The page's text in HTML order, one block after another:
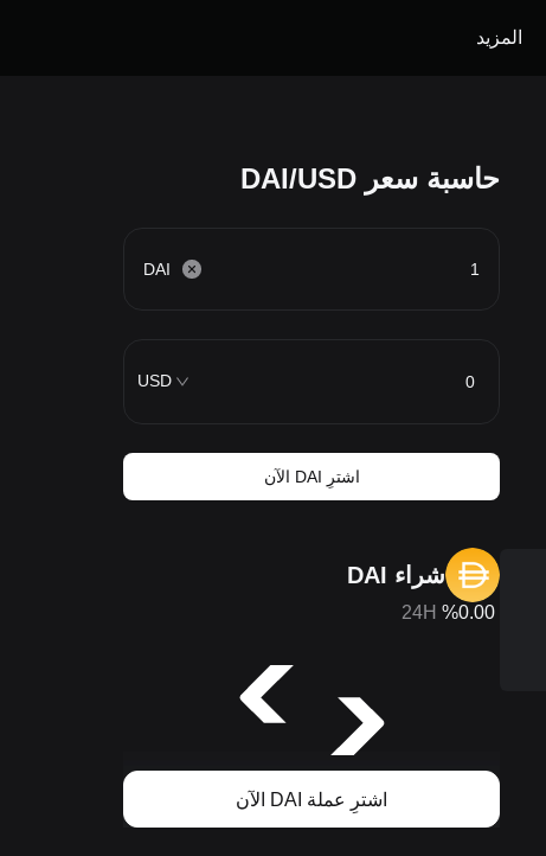
المزيد
حاسبة سعر DAI/USD
DAI
USD
اشترِ DAI الآن
شراء DAI
%0.00
24H
اشترِ عملة DAI الآن